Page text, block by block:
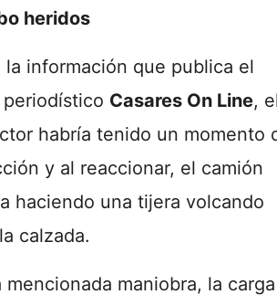
heridos
la información que publica el
Casares On Line,
habría tenido un momento
y al reaccionar, el camión
haciendo una tijera volcando
calzada.
mencionada maniobra, la